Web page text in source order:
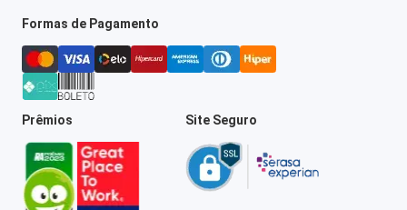
Formas de Pagamento
Prêmios Site Seguro